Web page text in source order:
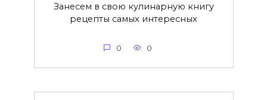
Занесем в свою кулинарную книгу
рецепты самых интересных
0 0